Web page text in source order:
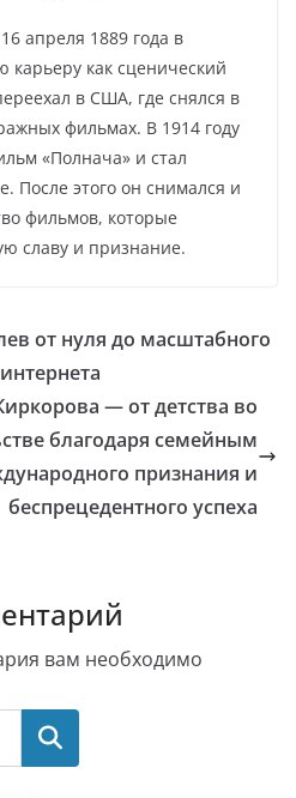
апреля 1889 года в
как сценический
в США, где снялся в
фильмах. В 1914 году
«Полнача» и стал
После этого он снимался и
фильмов, которые
славу и признание.
от нуля до масштабного
— от детства во
благодаря семейным
признания и
беспрецедентного успеха
вам необходимо
Поиск